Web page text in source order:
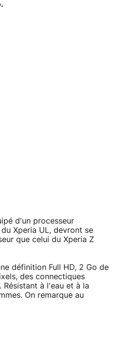
d'un processeur
Xperia UL, devront se
que celui du Xperia Z
définition Full HD, 2 Go de
des connectiques
à l'eau et à la
On remarque au